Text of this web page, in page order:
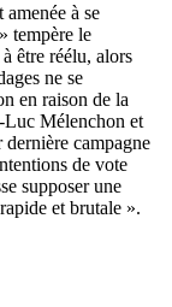
amenée à se
tempère le
être réélu, alors
ne se
en raison de la
Luc Mélenchon et
campagne
de vote
supposer une
et brutale ».